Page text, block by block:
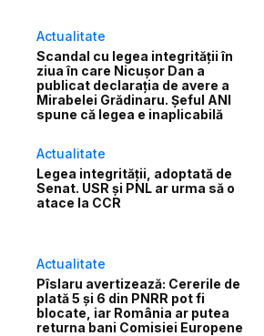
Actualitate
Scandal cu legea integrității în
ziua în care Nicușor Dan a
publicat declarația de avere a
Mirabelei Grădinaru. Șeful ANI
spune că legea e inaplicabilă
Actualitate
Legea integrității, adoptată de
Senat. USR și PNL ar urma să o
atace la CCR
Actualitate
Pîslaru avertizează: Cererile de
plată 5 și 6 din PNRR pot fi
blocate, iar România ar putea
returna bani Comisiei Europene